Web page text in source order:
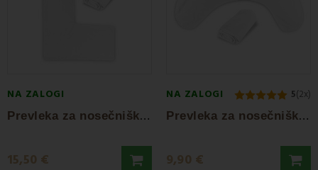
NA ZALOGI
P
revleka za nosečniško blazino Snug L EMI
15,50 €
NA ZALOGI 5(2x)
P
revleka za nosečniško blazino Marsolux S EMI
9,90 €